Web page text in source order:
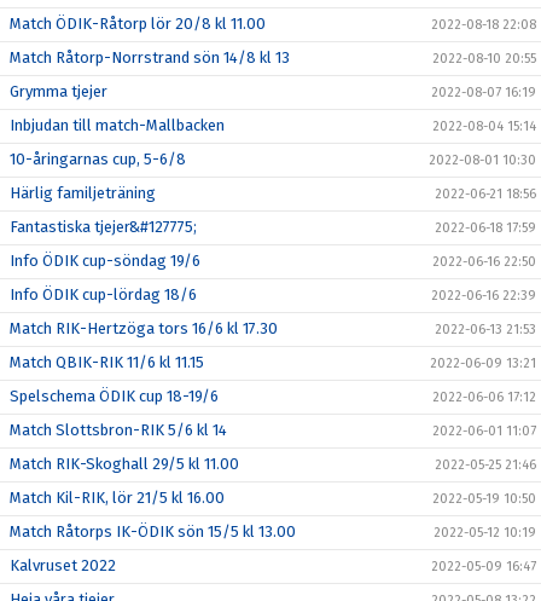
Match ÖDIK-Råtorp lör 20/8 kl 11.00 2022-08-18 22:08
Match Råtorp-Norrstrand sön 14/8 kl 13 2022-08-10 20:55
Grymma tjejer 2022-08-07 16:19
Inbjudan till match-Mallbacken 2022-08-04 15:14
10-åringarnas cup, 5-6/8 2022-08-01 10:30
Härlig familjeträning 2022-06-21 18:56
Fantastiska tjejer&#127775; 2022-06-18 17:59
Info ÖDIK cup-söndag 19/6 2022-06-16 22:50
Info ÖDIK cup-lördag 18/6 2022-06-16 22:39
Match RIK-Hertzöga tors 16/6 kl 17.30 2022-06-13 21:53
Match QBIK-RIK 11/6 kl 11.15 2022-06-09 13:21
Spelschema ÖDIK cup 18-19/6 2022-06-06 17:12
Match Slottsbron-RIK 5/6 kl 14 2022-06-01 11:07
Match RIK-Skoghall 29/5 kl 11.00 2022-05-25 21:46
Match Kil-RIK, lör 21/5 kl 16.00 2022-05-19 10:50
Match Råtorps IK-ÖDIK sön 15/5 kl 13.00 2022-05-12 10:19
Kalvruset 2022 2022-05-09 16:47